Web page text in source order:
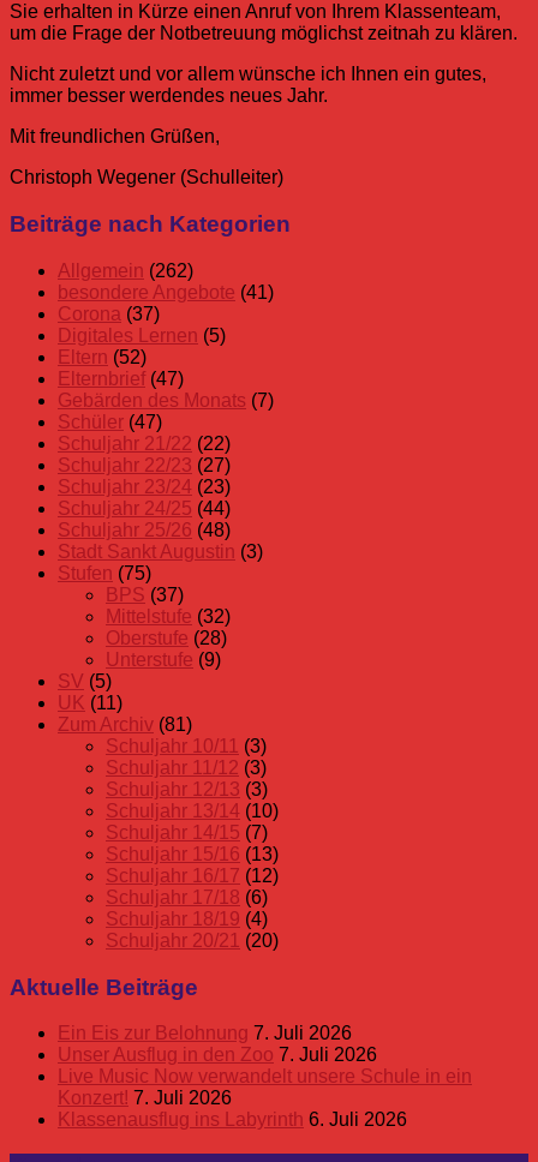
Sie erhalten in Kürze einen Anruf von Ihrem Klassenteam,
um die Frage der Notbetreuung möglichst zeitnah zu klären.
Nicht zuletzt und vor allem wünsche ich Ihnen ein gutes,
immer besser werdendes neues Jahr.
Mit freundlichen Grüßen,
Christoph Wegener (Schulleiter)
Allgemein
Elternbrief
CoronaElternbriefJanuarSchließung
Beiträge nach Kategorien
Allgemein (262)
besondere Angebote (41)
Corona (37)
Digitales Lernen (5)
Eltern (52)
Elternbrief(47)
Gebärden des Monats (7)
Schüler (47)
Schuljahr 21/22 (22)
Schuljahr 22/23 (27)
Schuljahr 23/24 (23)
Schuljahr 24/25 (44)
Schuljahr 25/26 (48)
Stadt Sankt Augustin (3)
Stufen (75)
BPS (37)
Mittelstufe (32)
Oberstufe (28)
Unterstufe (9)
SV (5)
UK (11)
Zum Archiv (81)
Schuljahr 10/11 (3)
Schuljahr 11/12 (3)
Schuljahr 12/13 (3)
Schuljahr 13/14 (10)
Schuljahr 14/15 (7)
Schuljahr 15/16 (13)
Schuljahr 16/17 (12)
Schuljahr 17/18 (6)
Schuljahr 18/19 (4)
Schuljahr 20/21 (20)
Aktuelle Beiträge
Ein Eis zur Belohnung 7. Juli 2026
Unser Ausflug in den Zoo 7. Juli 2026
Live Music Now verwandelt unsere Schule in ein
Konzert! 7. Juli 2026
Klassenausflug ins Labyrinth 6. Juli 2026